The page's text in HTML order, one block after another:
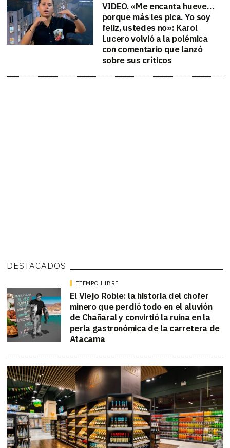
VIDEO. «Me encanta hueve…
porque más les pica. Yo soy
feliz, ustedes no»: Karol
Lucero volvió a la polémica
con comentario que lanzó
sobre sus críticos
DESTACADOS
TIEMPO LIBRE
El Viejo Roble: la historia del chofer
minero que perdió todo en el aluvión
de Chañaral y convirtió la ruina en la
perla gastronómica de la carretera de
Atacama